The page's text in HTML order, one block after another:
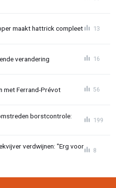
maakt hattrick compleet 13
verandering 16
met Ferrand-Prévot 56
borstcontrole:
199
verdwijnen: "Erg voor
8